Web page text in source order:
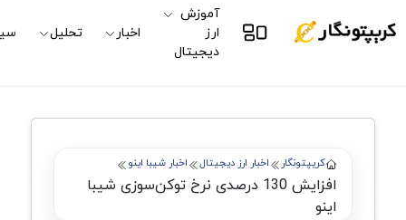
آموزش
ارز
دیجیتال
اخبار تحلیل
کریپتونگار اخبار ارز دیجیتال اخبار شیبا اینو
افزایش 130 درصدی نرخ توکن‌سوزی شیبا
اینو